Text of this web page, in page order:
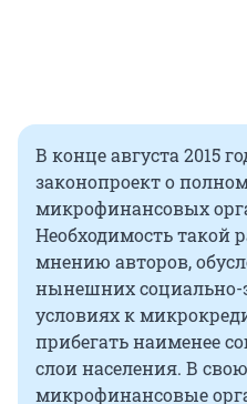
В конце августа 2015
законопроект о
микрофинансовых
Необходимость такой
мнению авторов,
нынешних социально-
условиях к
прибегать наименее
слои населения. В
микрофинансовые